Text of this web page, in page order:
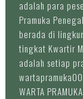
adalah para
Pramuka
berada di
tingkat Kwartir
adalah setiap
WARTA PRAMUKA